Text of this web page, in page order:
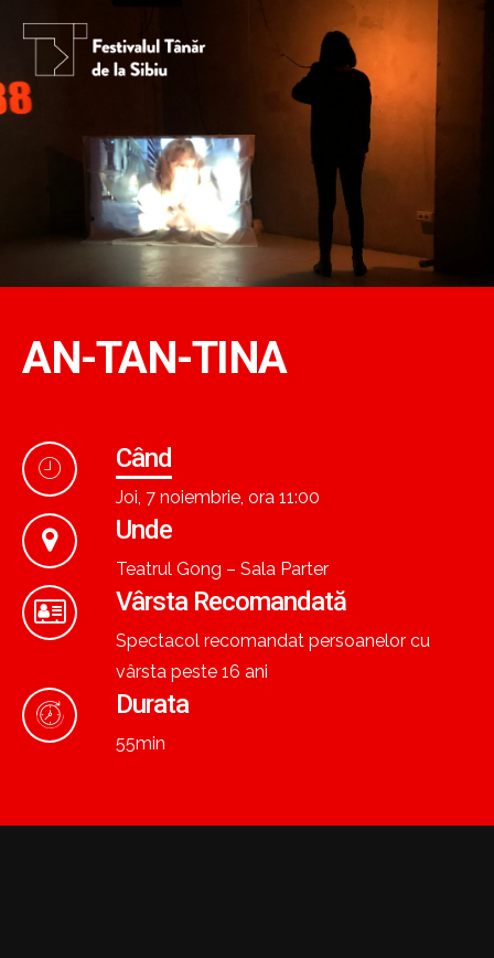
AN-TAN-TINA
Când
Joi, 7 noiembrie, ora 11:00
Unde
Teatrul Gong – Sala Parter
Vârsta Recomandată
Spectacol recomandat persoanelor cu
vârsta peste 16 ani
Durata
55min